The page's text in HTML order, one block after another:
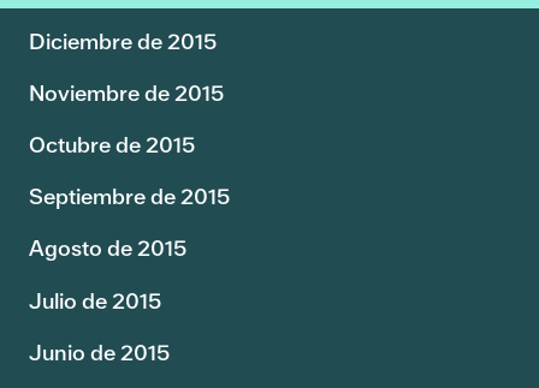
Diciembre de 2015
Noviembre de 2015
Octubre de 2015
Septiembre de 2015
Agosto de 2015
Julio de 2015
Junio de 2015